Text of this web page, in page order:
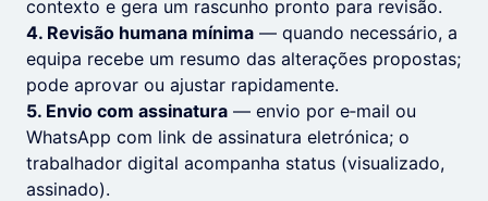
contexto e gera um rascunho pronto para revisão.
4. Revisão humana mínima — quando necessário, a
equipa recebe um resumo das alterações propostas;
pode aprovar ou ajustar rapidamente.
5. Envio com assinatura — envio por e‑mail ou
WhatsApp com link de assinatura eletrónica; o
trabalhador digital acompanha status (visualizado,
assinado).